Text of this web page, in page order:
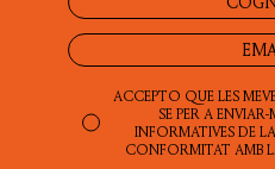
ACCEPTO QUE LES
SE PER A
INFORMATIVES DE
CONFORMITAT AMB